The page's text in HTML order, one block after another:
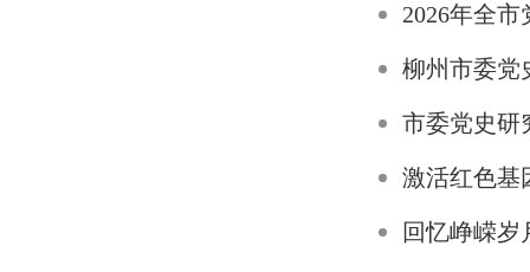
2026年全
柳州市委党
市委党史研
激活红色
回忆峥嵘